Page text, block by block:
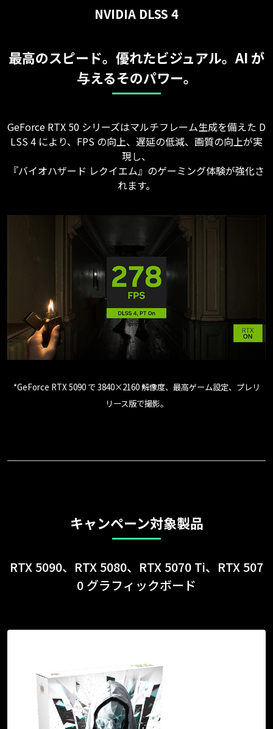
NVIDIA DLSS 4
最高のスピード。優れたビジュアル。AI が
与えるそのパワー。
GeForce RTX 50 シリーズはマルチフレーム生成を備えた D
LSS 4 により、FPS の向上、遅延の低減、画質の向上が実
現し、
『バイオハザード レクイエム』のゲーミング体験が強化さ
れます。
*GeForce RTX 5090 で 3840×2160 解像度、最高ゲーム設定、プレリ
リース版で撮影。
キャンペーン対象製品
RTX 5090、RTX 5080、RTX 5070 Ti、RTX 507
0 グラフィックボード